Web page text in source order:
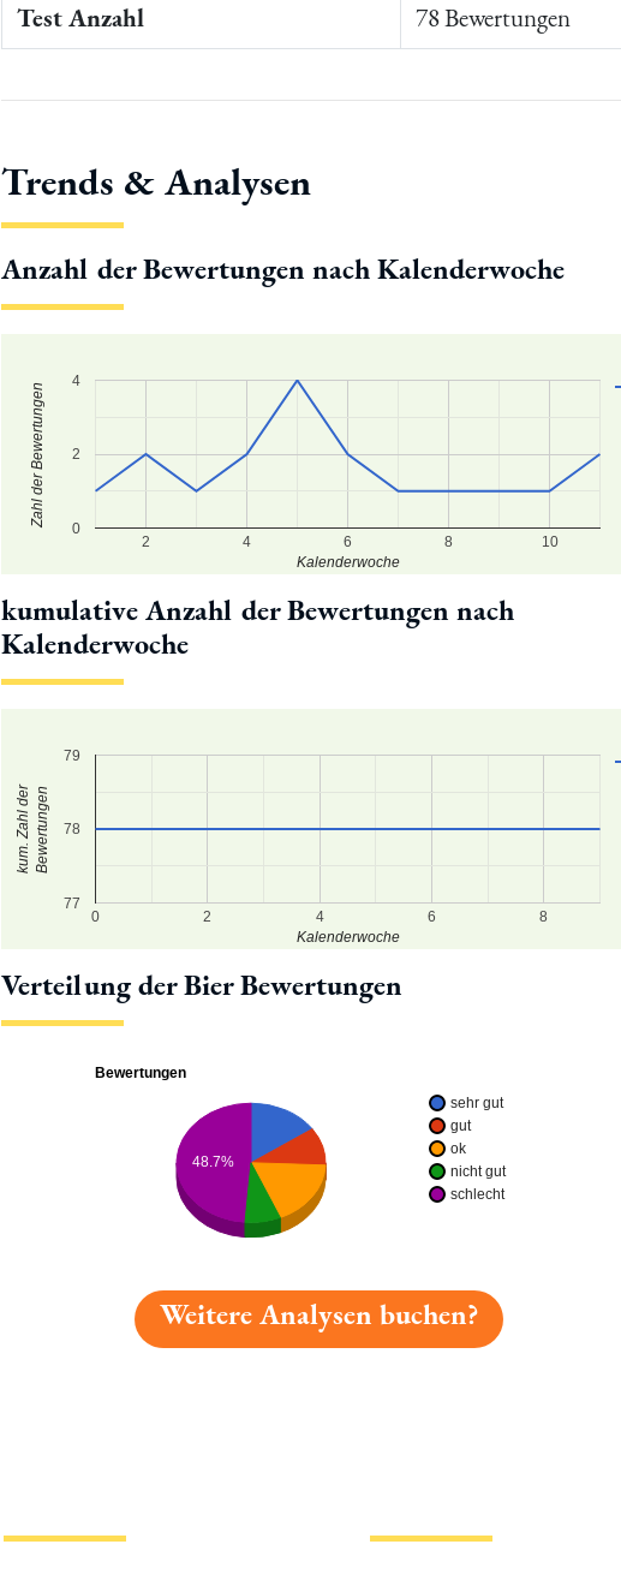
Test Anzahl
78 Bewertungen
Trends & Analysen
Anzahl der Bewertungen nach Kalenderwoche
2 4 6 8 10
0
2
4
Kalenderwoche
Zahl der Bewertungen
kumulative Anzahl der Bewertungen nach
Kalenderwoche
0 2 4 6 8
77
78
79
Kalenderwoche
kum. Zahl derBewertungen
Verteilung der Bier Bewertungen
Bewertungen
sehr gut
gut
ok
nicht gut
schlecht
48.7%
Weitere Analysen buchen?